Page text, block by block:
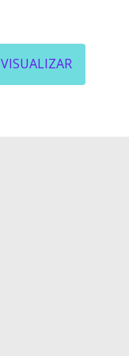
VISUALIZAR